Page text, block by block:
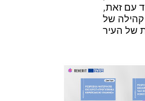
עם זאת,
קהילה של
של העיר